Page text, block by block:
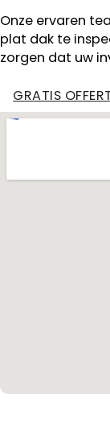
Onze ervaren
plat dak te
zorgen dat uw
GRATIS